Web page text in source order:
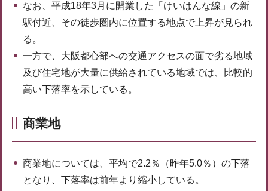
なお、平成18年3月に開業した「けいはんな線」の新
駅付近、その徒歩圏内に位置する地点で上昇が見られ
る。
一方で、大阪都心部への交通アクセスの面で劣る地域
及び住宅地が大量に供給されている地域では、比較的
高い下落率を示している。
商業地
商業地については、平均で2.2％（昨年5.0％）の下落
となり、下落率は前年より縮小している。